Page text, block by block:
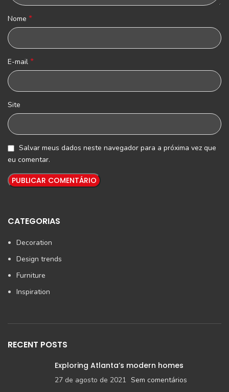
Nome *
E-mail *
Site
Salvar meus dados neste navegador para a próxima vez que
eu comentar.
CATEGORIAS
Decoration
Design trends
Furniture
Inspiration
RECENT POSTS
Exploring Atlanta’s modern homes
27 de agosto de 2021 Sem comentários